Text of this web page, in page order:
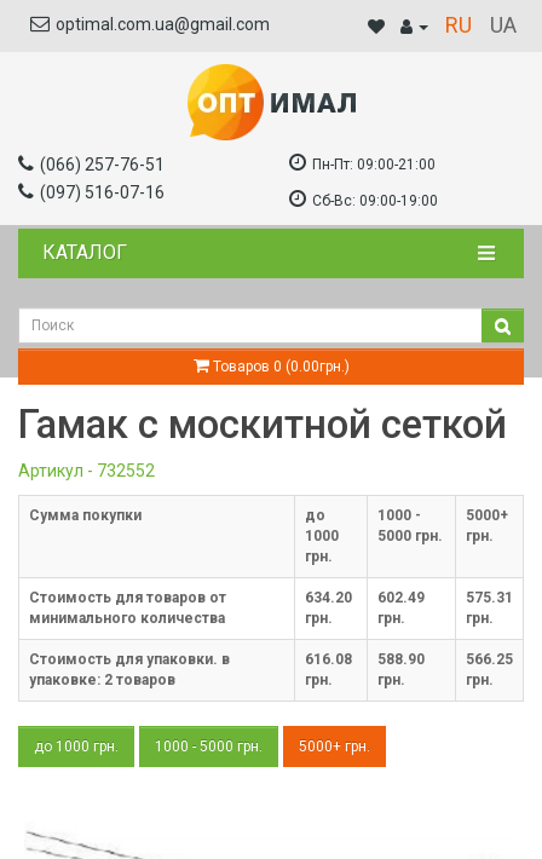
optimal.com.ua@gmail.com RU UA
(066) 257-76-51
(097) 516-07-16
Пн-Пт: 09:00-21:00
Сб-Вс: 09:00-19:00
КАТАЛОГ
Товаров 0 (0.00грн.)
Гамак с москитной сеткой
Артикул - 732552
Cумма покупки
до
1000
грн.
1000 -
5000 грн.
5000+
грн.
Стоимость для товаров от
минимального количества
634.20
грн.
602.49
грн.
575.31
грн.
Стоимость для упаковки. в
упаковке: 2 товаров
616.08
грн.
588.90
грн.
566.25
грн.
до 1000 грн. 1000 - 5000 грн. 5000+ грн.